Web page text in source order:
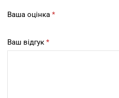
Ваша оцінка *
Ваш відгук *